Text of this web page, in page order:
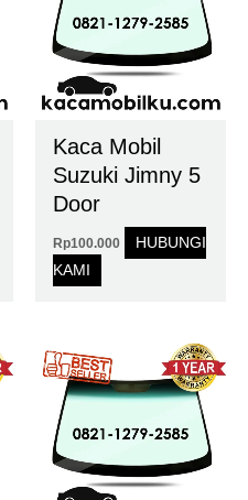
Kaca Mobil
Suzuki Jimny 5
Door
Rp100.000
HUBUNGI
KAMI